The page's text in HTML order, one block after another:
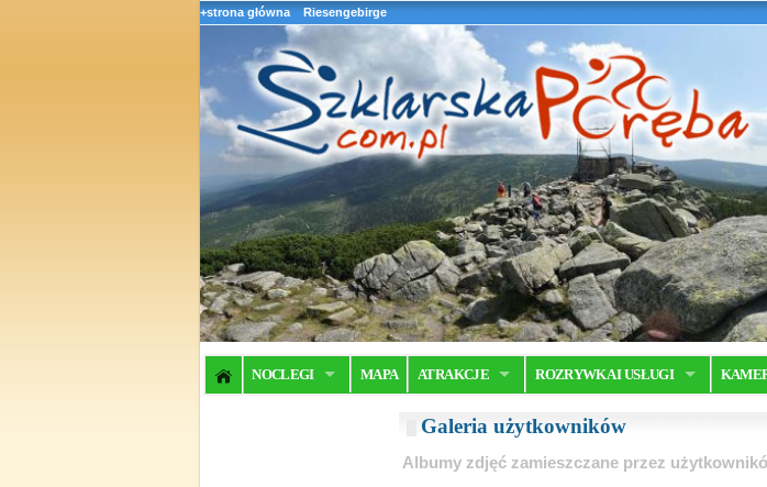
+strona główna Riesengebirge
NOCLEGI MAPA ATRAKCJE ROZRYWKA I USŁUGI
Galeria użytkowników
Albumy zdjęć zamieszczane przez